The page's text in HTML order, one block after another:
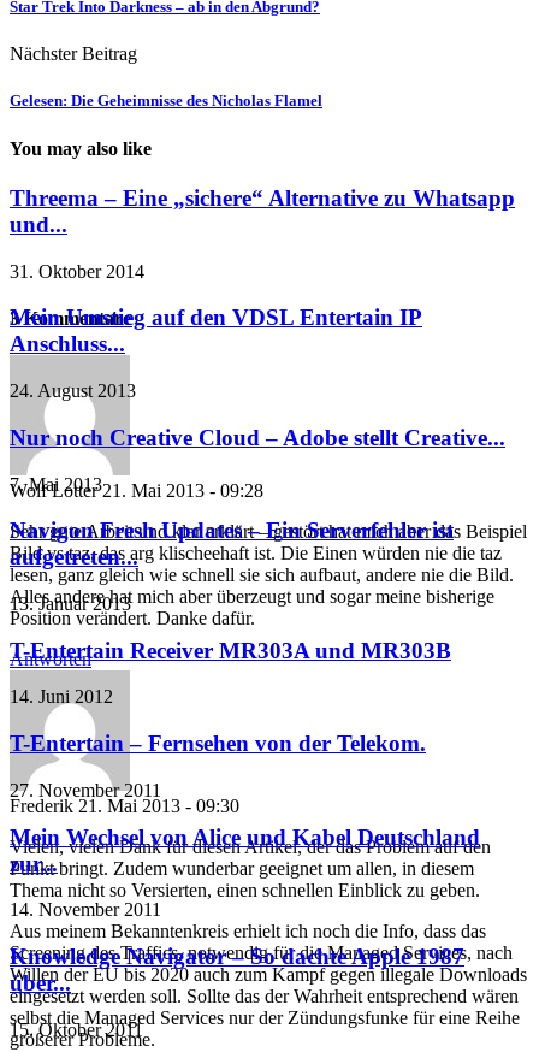
Star Trek Into Darkness – ab in den Abgrund?
Nächster Beitrag
Gelesen: Die Geheimnisse des Nicholas Flamel
You may also like
Threema – Eine „sichere“ Alternative zu Whatsapp
und...
31. Oktober 2014
Mein Umstieg auf den VDSL Entertain IP
Anschluss...
24. August 2013
Nur noch Creative Cloud – Adobe stellt Creative...
7. Mai 2013
Navigon Fresh Updates – Ein Serverfehler ist
aufgetreten...
13. Januar 2013
T-Entertain Receiver MR303A und MR303B
14. Juni 2012
T-Entertain – Fernsehen von der Telekom.
27. November 2011
Mein Wechsel von Alice und Kabel Deutschland
zur...
14. November 2011
Knowledge Navigator – So dachte Apple 1987
über...
15. Oktober 2011
3 Kommentare
Wolf Lotter 21. Mai 2013 - 09:28
Sehr gute Arbeit und klar erklärt – gestört hat mich aber das Beispiel
Bild vs taz, das arg klischeehaft ist. Die Einen würden nie die taz
lesen, ganz gleich wie schnell sie sich aufbaut, andere nie die Bild.
Alles andere hat mich aber überzeugt und sogar meine bisherige
Position verändert. Danke dafür.
Antworten
Frederik 21. Mai 2013 - 09:30
Vielen, vielen Dank für diesen Artikel, der das Problem auf den
Punkt bringt. Zudem wunderbar geeignet um allen, in diesem
Thema nicht so Versierten, einen schnellen Einblick zu geben.
Aus meinem Bekanntenkreis erhielt ich noch die Info, dass das
Screening des Traffics, notwendig für die Managed Services, nach
Willen der EU bis 2020 auch zum Kampf gegen illegale Downloads
eingesetzt werden soll. Sollte das der Wahrheit entsprechend wären
selbst die Managed Services nur der Zündungsfunke für eine Reihe
größerer Probleme.